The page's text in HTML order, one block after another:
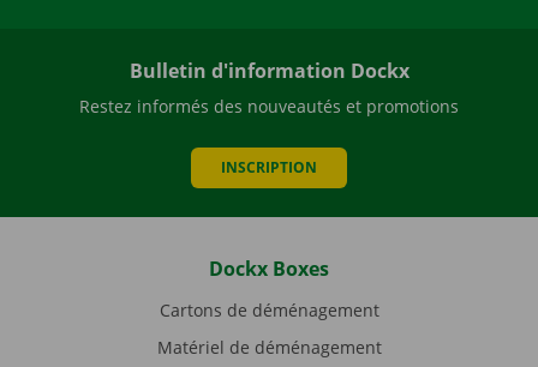
Bulletin d'information Dockx
Restez informés des nouveautés et promotions
INSCRIPTION
Dockx Boxes
Cartons de déménagement
Matériel de déménagement